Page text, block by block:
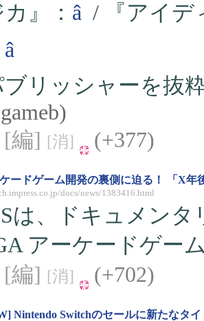
カ』： â / 『アイデ
â
リッシャーを抜
)
[編] [消] (+377)
ードゲーム開発の裏側に迫る！ 「X年
docs/news/1383416.html
は、ドキュメン
アーケードゲー
[編] [消] (+702)
Nintendo Switchのセールに新たなタ